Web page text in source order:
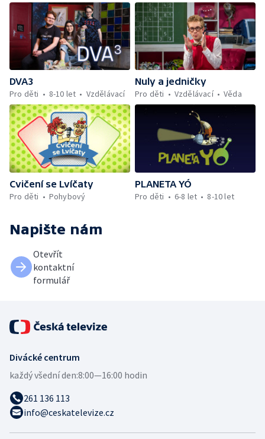
DVA3
Pro děti
8-10 let Vzdělávací
Nuly a jedničky
Pro děti
Vzdělávací Věda
Cvičení se Lvíčaty
Pro děti
Pohybový
PLANETA YÓ
Pro děti
6-8 let 8-10 let
Napište nám
Otevřít
kontaktní
formulář
Divácké centrum
každý všední den:8:00—16:00 hodin
261 136 113
info@ceskatelevize.cz